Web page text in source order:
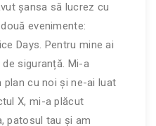
șansa să lucrez cu
evenimente:
Days. Pentru mine ai
siguranță. Mi-a
plan cu noi și ne-ai luat
X, mi-a plăcut
patosul tau și am